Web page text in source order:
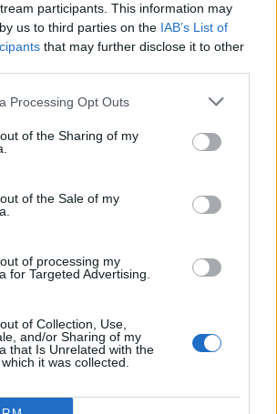
participants. This information may
us to third parties on the IAB’s List of
that may further disclose it to other
Processing Opt Outs
of the Sharing of my
of the Sale of my
of processing my
for Targeted Advertising.
of Collection, Use,
and/or Sharing of my
that Is Unrelated with the
it was collected.
ALLA VERSIONE CLASSICA
consultabile in questo portale è di nostra proprietà.
articoli presenti su "Calciomercato Magazine" sono in parte
arrivati alla nostra attenzione attraverso regolari
e testi allegati ed autorizzati alla pubblicazione, e
Se i soggetti o gli autori avessero qualcosa in
non avranno che da segnalarlo alla redazione (indirizzo